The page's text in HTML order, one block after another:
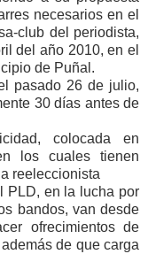
necesarios en el
club del periodista,
del año 2010, en el
de Puñal.
pasado 26 de julio,
30 días antes de
colocada en
los cuales tienen
reeleccionista
PLD, en la lucha por
bandos, van desde
ofrecimientos de
de que carga